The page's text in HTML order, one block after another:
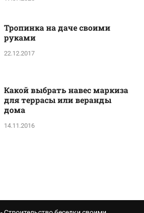
Тропинка на даче своими
руками
22.12.2017
Какой выбрать навес маркиза
для террасы или веранды
дома
14.11.2016